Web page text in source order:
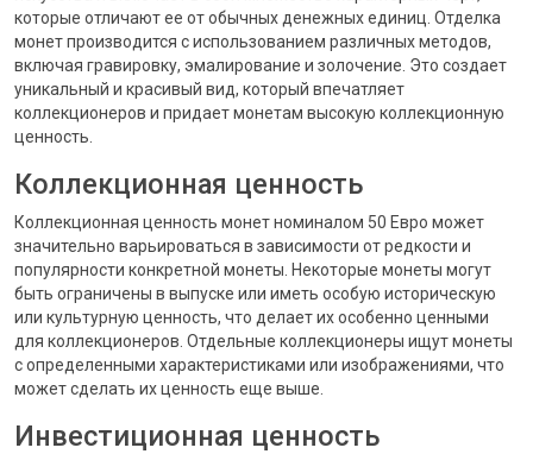
которые отличают ее от обычных денежных единиц. Отделка
монет производится с использованием различных методов,
включая гравировку, эмалирование и золочение. Это создает
уникальный и красивый вид, который впечатляет
коллекционеров и придает монетам высокую коллекционную
ценность.
Коллекционная ценность
Коллекционная ценность монет номиналом 50 Евро может
значительно варьироваться в зависимости от редкости и
популярности конкретной монеты. Некоторые монеты могут
быть ограничены в выпуске или иметь особую историческую
или культурную ценность, что делает их особенно ценными
для коллекционеров. Отдельные коллекционеры ищут монеты
с определенными характеристиками или изображениями, что
может сделать их ценность еще выше.
Инвестиционная ценность